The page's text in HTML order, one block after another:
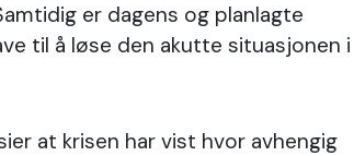
er dagens og planlagte
til å løse den akutte situasjonen i
at krisen har vist hvor avhengig